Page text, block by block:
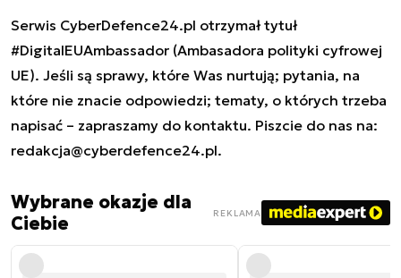
Serwis CyberDefence24.pl otrzymał tytuł
#DigitalEUAmbassador (Ambasadora polityki cyfrowej
UE). Jeśli są sprawy, które Was nurtują; pytania, na
które nie znacie odpowiedzi; tematy, o których trzeba
napisać – zapraszamy do kontaktu. Piszcie do nas na:
redakcja@cyberdefence24.pl.
Wybrane okazje dla
Ciebie
REKLAMA